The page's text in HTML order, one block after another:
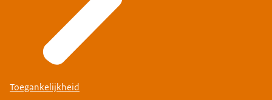
Toegankelijkheid